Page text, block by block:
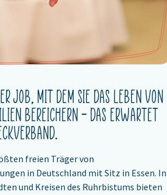
Job, mit dem Sie das Leben von
bereichern – das erwartet
freien Träger von
in Deutschland mit Sitz in Essen. In
und Kreisen des Ruhrbistums bieten